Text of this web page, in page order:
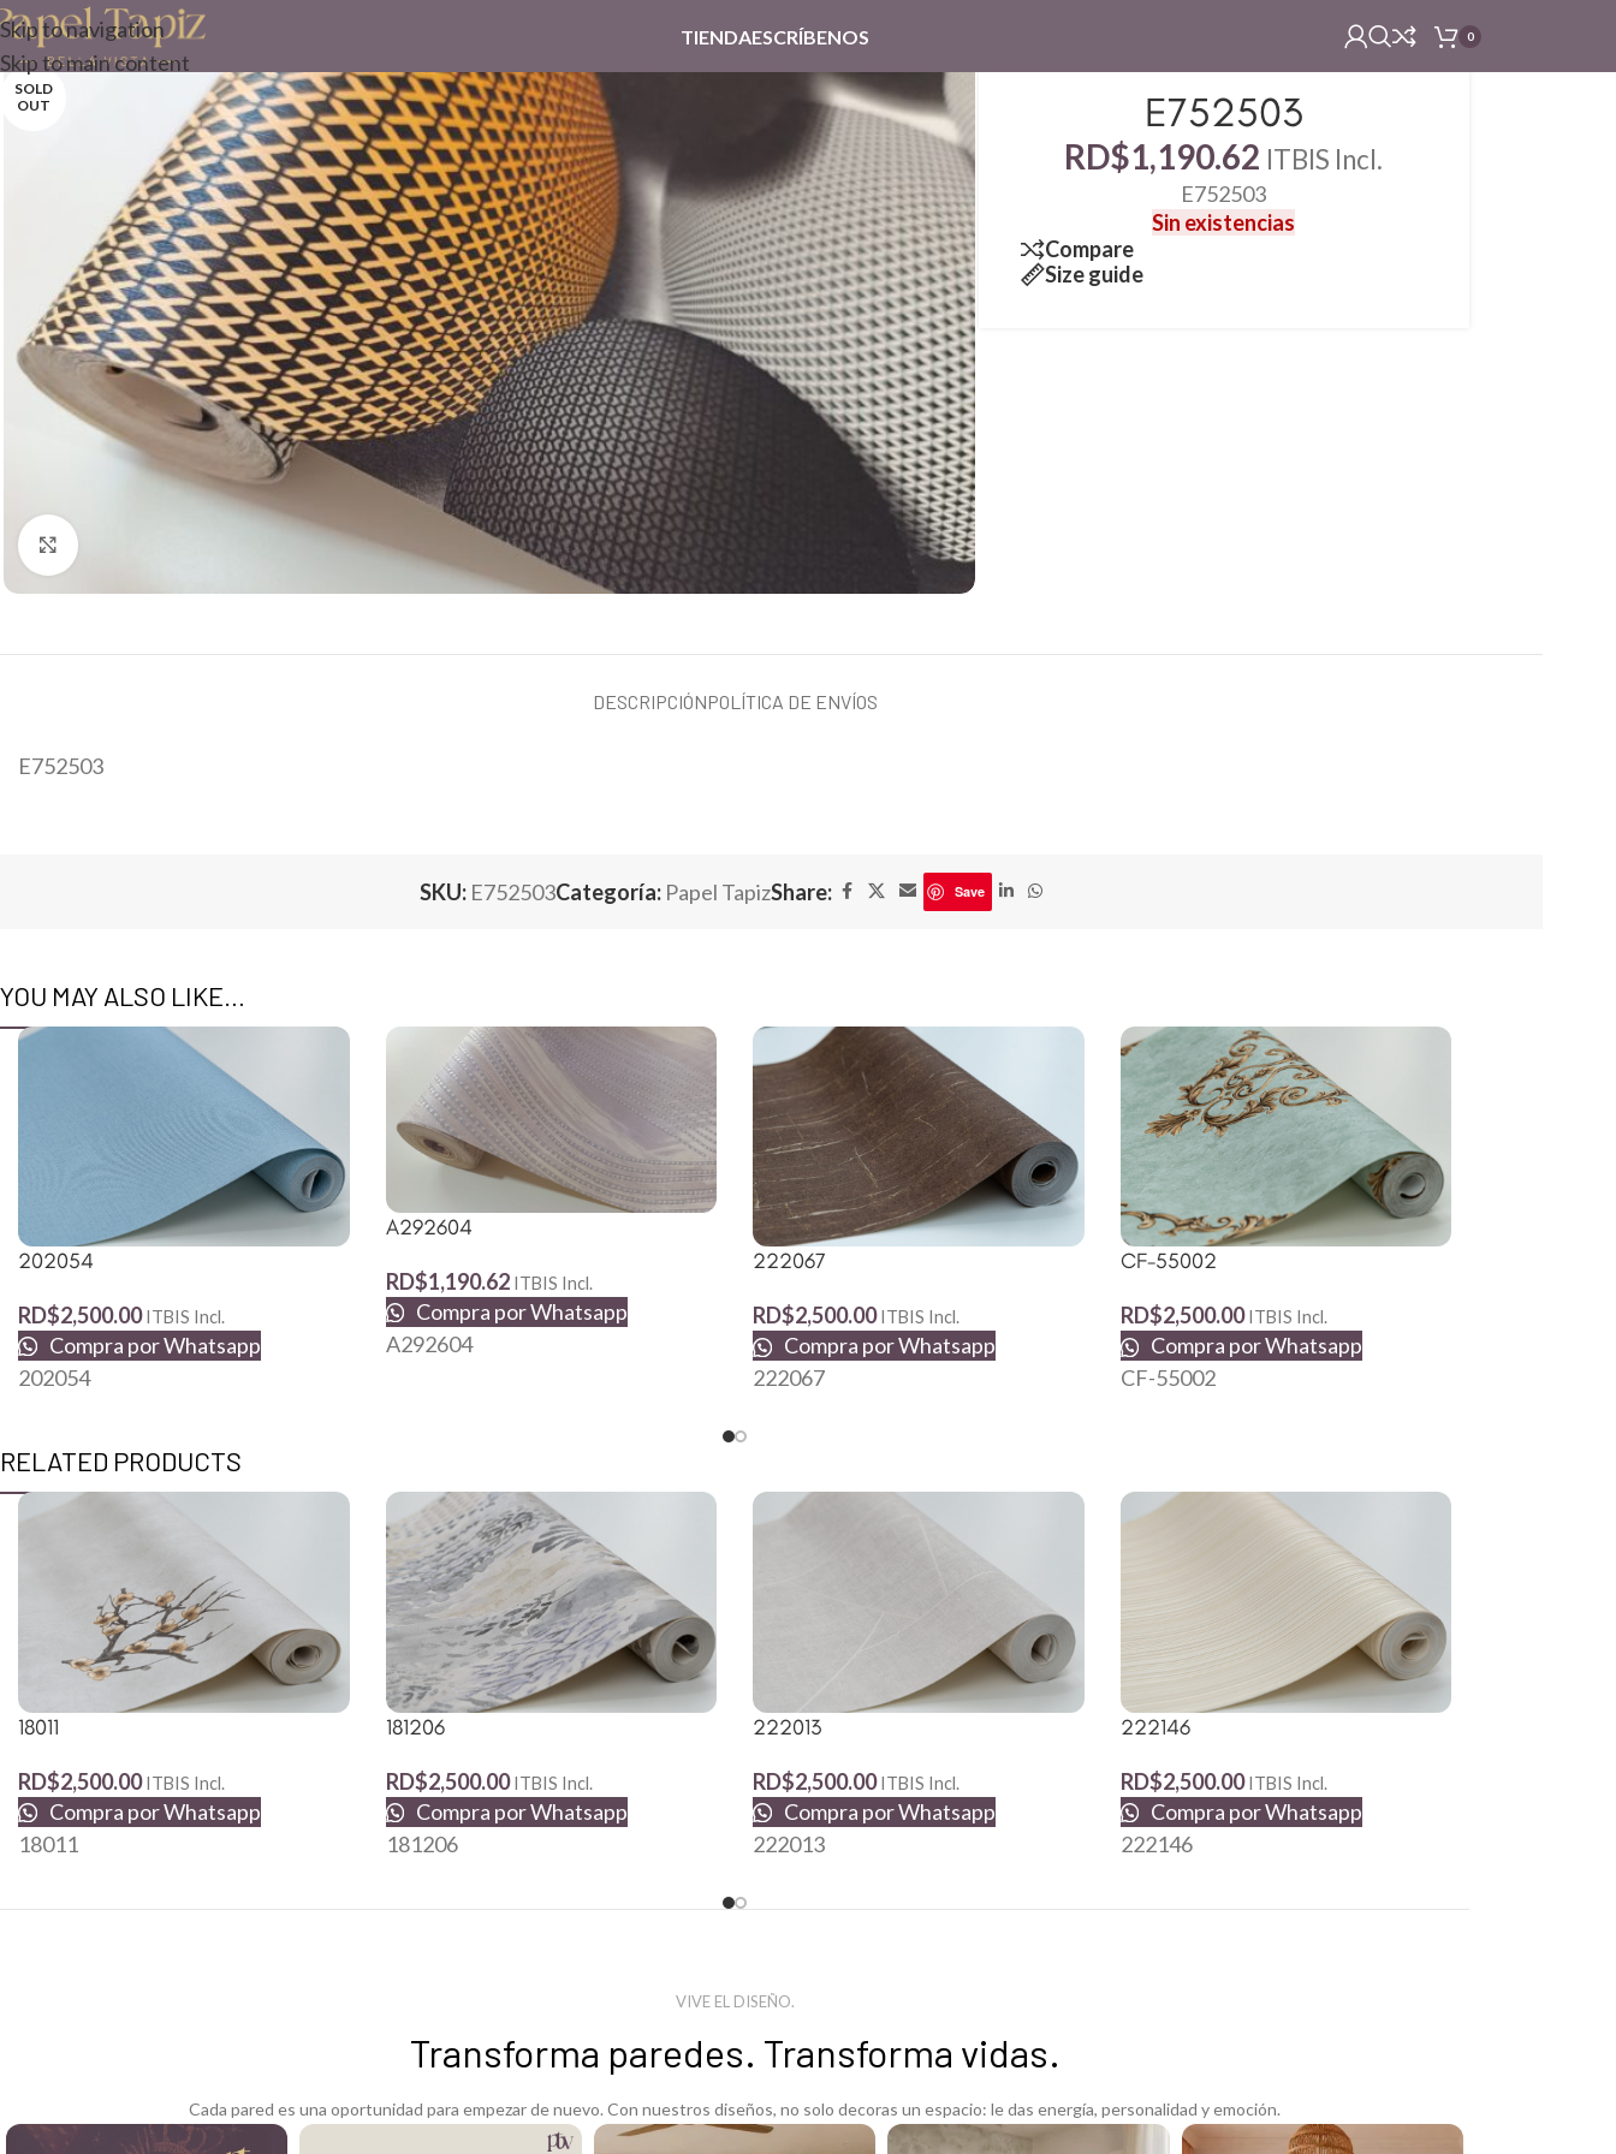
Skip to navigation
Skip to main content
TIENDAESCRÍBENOS 0
SOLD
OUT
E752503
RD$1,190.62 ITBIS Incl.
E752503
Sin existencias
Compare
Size guide
DESCRIPCIÓNPOLÍTICA DE ENVÍOS
E752503
SKU: E752503Categoría: Papel TapizShare: Save
YOU MAY ALSO LIKE…
202054
RD$2,500.00 ITBIS Incl.
Compra por Whatsapp
202054
A292604
RD$1,190.62 ITBIS Incl.
Compra por Whatsapp
A292604
222067
RD$2,500.00 ITBIS Incl.
Compra por Whatsapp
222067
CF-55002
RD$2,500.00 ITBIS Incl.
Compra por Whatsapp
CF-55002
RELATED PRODUCTS
18011
RD$2,500.00 ITBIS Incl.
Compra por Whatsapp
18011
181206
RD$2,500.00 ITBIS Incl.
Compra por Whatsapp
181206
222013
RD$2,500.00 ITBIS Incl.
Compra por Whatsapp
222013
222146
RD$2,500.00 ITBIS Incl.
Compra por Whatsapp
222146
VIVE EL DISEÑO.
Transforma paredes. Transforma vidas.
Cada pared es una oportunidad para empezar de nuevo. Con nuestros diseños, no solo decoras un espacio: le das energía, personalidad y emoción.